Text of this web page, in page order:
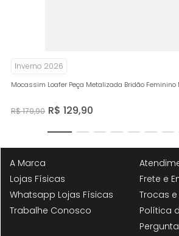
Inverno 2026
Mocassim Loafer Peça Metalizada Bridão
R$179,90 R$ 129,90
A Marca
Lojas Físicas
Whatsapp Lojas Físicas
Trabalhe Conosco
Frete e
Trocas
Política